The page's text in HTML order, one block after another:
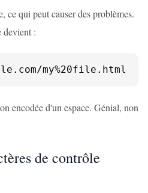
ce qui peut causer des problèmes.
devient :
my%20file.html
encodée d'un espace. Génial, non
de contrôle